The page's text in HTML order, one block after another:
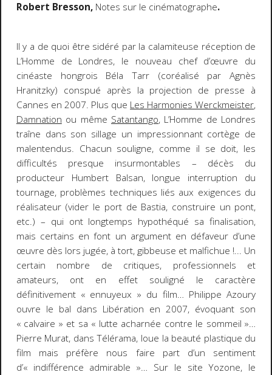
Robert Bresson, Notes sur le cinématographe.
Il y a de quoi être sidéré par la calamiteuse réception de
L’Homme de Londres, le nouveau chef d’œuvre du
cinéaste hongrois Béla Tarr (coréalisé par Agnès
Hranitzky) conspué après la projection de presse à
Cannes en 2007. Plus que Les Harmonies Werckmeister,
Damnation ou même Satantango, L’Homme de Londres
traîne dans son sillage un impressionnant cortège de
malentendus. Chacun souligne, comme il se doit, les
difficultés presque insurmontables – décès du
producteur Humbert Balsan, longue interruption du
tournage, problèmes techniques liés aux exigences du
réalisateur (vider le port de Bastia, construire un pont,
etc.) – qui ont longtemps hypothéqué sa finalisation,
mais certains en font un argument en défaveur d’une
œuvre dès lors jugée, à tort, gibbeuse et malfichue !... Un
certain nombre de critiques, professionnels et
amateurs, ont en effet souligné le caractère
définitivement « ennuyeux » du film… Philippe Azoury
ouvre le bal dans Libération en 2007, évoquant son
« calvaire » et sa « lutte acharnée contre le sommeil »…
Pierre Murat, dans Télérama, loue la beauté plastique du
film mais préfère nous faire part d’un sentiment
d’« indifférence admirable »… Sur le site Yozone, le